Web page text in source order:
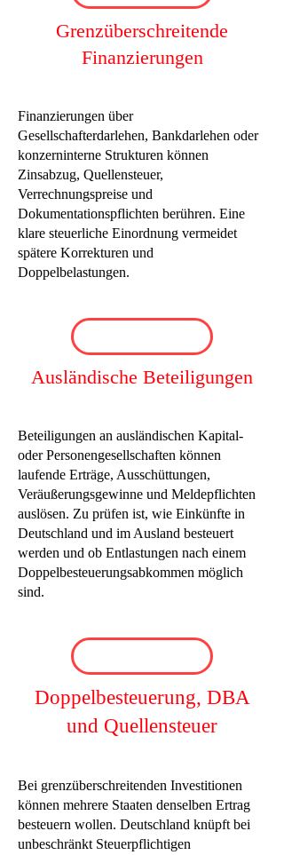
Grenzüberschreitende
Finanzierungen
Finanzierungen über
Gesellschafterdarlehen, Bankdarlehen oder
konzerninterne Strukturen können
Zinsabzug, Quellensteuer,
Verrechnungspreise und
Dokumentationspflichten berühren. Eine
klare steuerliche Einordnung vermeidet
spätere Korrekturen und
Doppelbelastungen.
Ausländische Beteiligungen
Beteiligungen an ausländischen Kapital-
oder Personengesellschaften können
laufende Erträge, Ausschüttungen,
Veräußerungsgewinne und Meldepflichten
auslösen. Zu prüfen ist, wie Einkünfte in
Deutschland und im Ausland besteuert
werden und ob Entlastungen nach einem
Doppelbesteuerungsabkommen möglich
sind.
Doppelbesteuerung, DBA
und Quellensteuer
Bei grenzüberschreitenden Investitionen
können mehrere Staaten denselben Ertrag
besteuern wollen. Deutschland knüpft bei
unbeschränkt Steuerpflichtigen